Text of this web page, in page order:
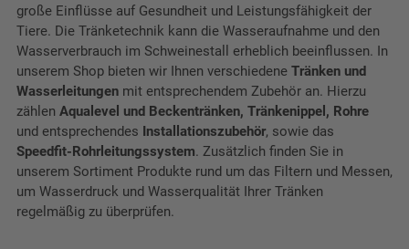
große Einflüsse auf Gesundheit und Leistungsfähigkeit der
Tiere. Die Tränketechnik kann die Wasseraufnahme und den
Wasserverbrauch im Schweinestall erheblich beeinflussen. In
unserem Shop bieten wir Ihnen verschiedene Tränken und
Wasserleitungenmit entsprechendem Zubehör an. Hierzu
zählen Aqualevel und Beckentränken, Tränkenippel, Rohre
und entsprechendes Installationszubehör, sowie das
Speedfit-Rohrleitungssystem. Zusätzlich finden Sie in
unserem Sortiment Produkte rund um das Filtern und Messen,
um Wasserdruck und Wasserqualität Ihrer Tränken
regelmäßig zu überprüfen.